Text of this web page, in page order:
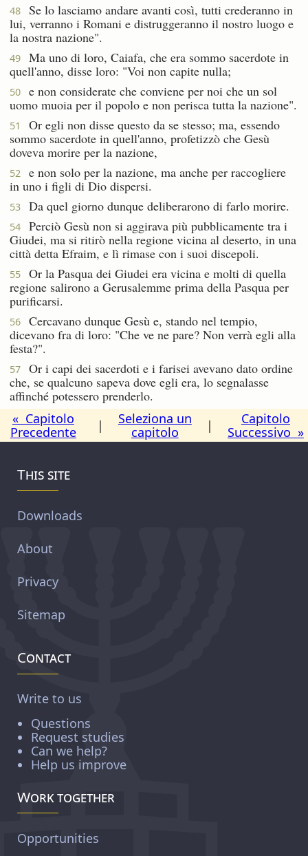
48
Se lo lasciamo andare avanti così, tutti crederanno in
lui, verranno i Romani e distruggeranno il nostro luogo e
la nostra nazione".
49
Ma uno di loro, Caiafa, che era sommo sacerdote in
quell'anno, disse loro: "Voi non capite nulla;
50
e non considerate che conviene per noi che un sol
uomo muoia per il popolo e non perisca tutta la nazione".
51
Or egli non disse questo da se stesso; ma, essendo
sommo sacerdote in quell'anno, profetizzò che Gesù
doveva morire per la nazione,
52
e non solo per la nazione, ma anche per raccogliere
in uno i figli di Dio dispersi.
53 Da quel giorno dunque deliberarono di farlo morire.
54
Perciò Gesù non si aggirava più pubblicamente tra i
Giudei, ma si ritirò nella regione vicina al deserto, in una
città detta Efraim, e lì rimase con i suoi discepoli.
55
Or la Pasqua dei Giudei era vicina e molti di quella
regione salirono a Gerusalemme prima della Pasqua per
purificarsi.
56
Cercavano dunque Gesù e, stando nel tempio,
dicevano fra di loro: "Che ve ne pare? Non verrà egli alla
festa?".
57
Or i capi dei sacerdoti e i farisei avevano dato ordine
che, se qualcuno sapeva dove egli era, lo segnalasse
affinché potessero prenderlo.
« Capitolo
Precedente
|
Seleziona un
capitolo
|
Capitolo
Successivo »
This site
Downloads
About
Privacy
Sitemap
Contact
Write to us
Questions
Request studies
Can we help?
Help us improve
Work together
Opportunities